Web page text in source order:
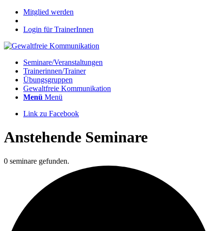
Mitglied werden
Login für TrainerInnen
Seminare/Veranstaltungen
Trainerinnen/Trainer
Übungsgruppen
Gewaltfreie Kommunikation
Menü Menü
Link zu Facebook
Anstehende Seminare
0 seminare gefunden.